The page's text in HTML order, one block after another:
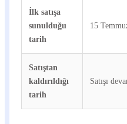
İlk satışa
sunulduğu
tarih
15
Satıştan
kaldırıldığı
tarih
Satışı